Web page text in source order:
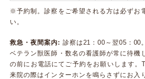
※予約制。診察をご希望される方は必ずお
い。
救急・夜間案内: 診察は21：00～翌05：00
ベテラン獣医師・数名の看護師が常に待機
の前にお電話にてご予約をお願いします
来院の際はインターホンを鳴らさずにお入